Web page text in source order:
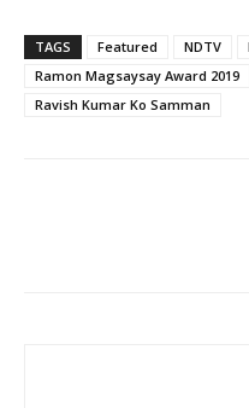
TAGS Featured NDTV
Ramon Magsaysay Award 2019
Ravish Kumar Ko Samman